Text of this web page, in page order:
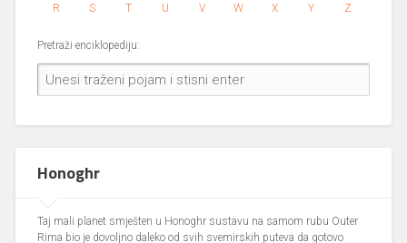
R S T U V W X Y Z
Pretraži enciklopediju:
Honoghr
Taj mali planet smješten u Honoghr sustavu na samom rubu Outer
Rima bio je dovoljno daleko od svih svemirskih puteva da gotovo